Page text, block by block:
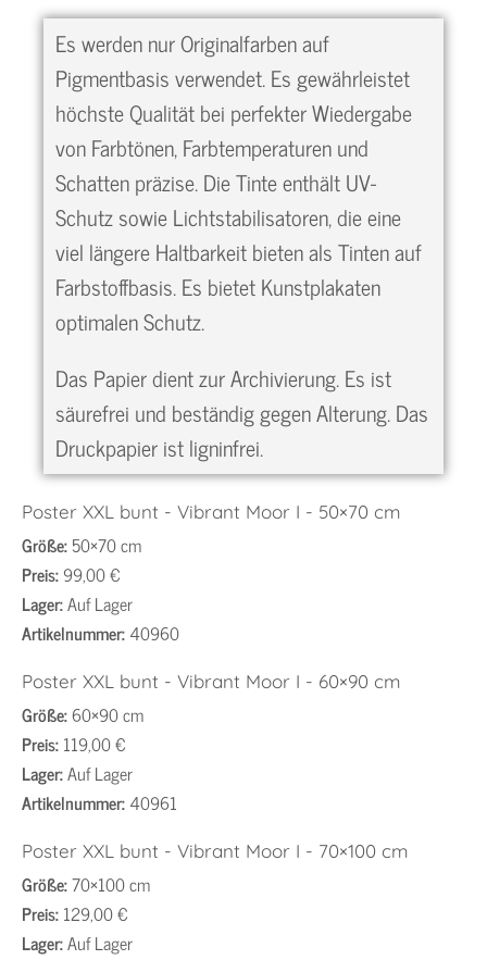
Es werden nur Originalfarben auf
Pigmentbasis verwendet. Es gewährleistet
höchste Qualität bei perfekter Wiedergabe
von Farbtönen, Farbtemperaturen und
Schatten präzise. Die Tinte enthält UV-
Schutz sowie Lichtstabilisatoren, die eine
viel längere Haltbarkeit bieten als Tinten auf
Farbstoffbasis. Es bietet Kunstplakaten
optimalen Schutz.
Das Papier dient zur Archivierung. Es ist
säurefrei und beständig gegen Alterung. Das
Druckpapier ist ligninfrei.
Poster XXL bunt - Vibrant Moor I - 50×70 cm
Größe:50×70 cm
Preis:99,00 €
Lager:Auf Lager
Artikelnummer:40960
Poster XXL bunt - Vibrant Moor I - 60×90 cm
Größe:60×90 cm
Preis:119,00 €
Lager:Auf Lager
Artikelnummer:40961
Poster XXL bunt - Vibrant Moor I - 70×100 cm
Größe:70×100 cm
Preis:129,00 €
Lager:Auf Lager